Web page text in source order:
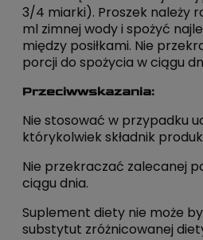
3/4 miarki). Proszek należy
ml zimnej wody i spożyć
między posiłkami. Nie
porcji do spożycia w ciągu
Przeciwwskazania:
Nie stosować w przypadku
którykolwiek składnik
Nie przekraczać zalecanej
ciągu dnia.
Suplement diety nie może
substytut zróżnicowanej